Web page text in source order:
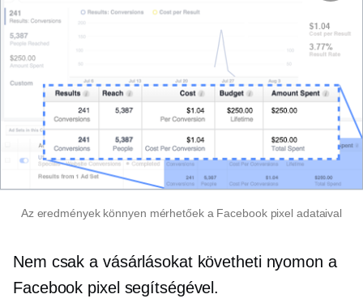
Az eredmények könnyen mérhetőek a Facebook pixel adataival
Nem csak a vásárlásokat követheti nyomon a
Facebook pixel segítségével.